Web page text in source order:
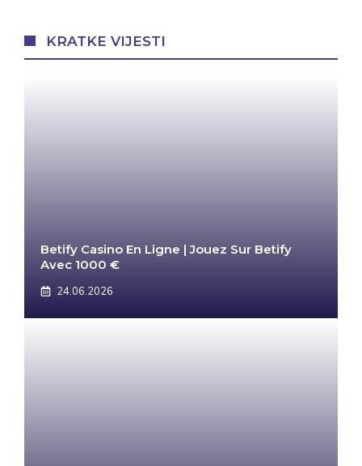
KRATKE VIJESTI
Betify Casino En Ligne | Jouez Sur Betify
Avec 1000 €
24.06.2026